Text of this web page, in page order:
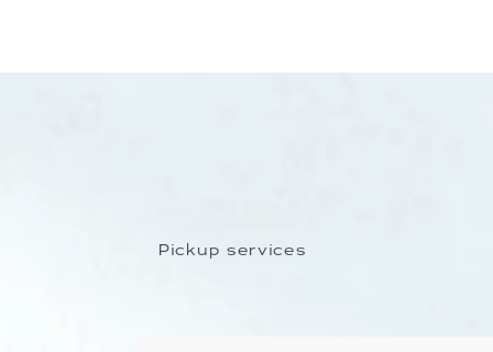
Pickup services